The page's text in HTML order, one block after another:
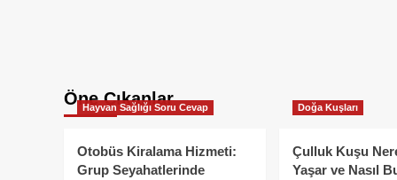
Öne Çıkanlar
Hayvan Sağlığı Soru Cevap
Otobüs Kiralama Hizmeti:
Grup Seyahatlerinde
Doğa Kuşları
Çulluk Kuşu
Yaşar ve Nasıl